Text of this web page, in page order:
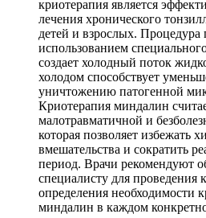
криотерапия является
лечения хронического
детей и взрослых. Процедура
использованием
создает холодный поток
холодом способствует
уничтожению патогенной
Криотерапия миндалин
малотравматичной и
которая позволяет избежать
вмешательства и сократить
период. Врачи рекомендуют
специалисту для проведения
определения необходимости
миндалин в каждом